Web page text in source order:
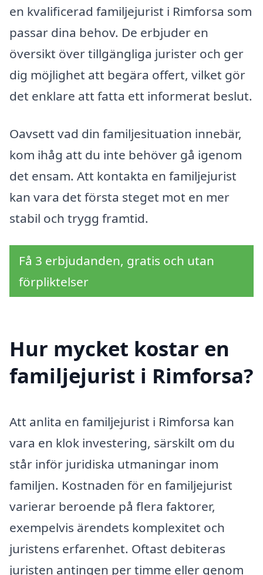
en kvalificerad familjejurist i Rimforsa som
passar dina behov. De erbjuder en
översikt över tillgängliga jurister och ger
dig möjlighet att begära offert, vilket gör
det enklare att fatta ett informerat beslut.
Oavsett vad din familjesituation innebär,
kom ihåg att du inte behöver gå igenom
det ensam. Att kontakta en familjejurist
kan vara det första steget mot en mer
stabil och trygg framtid.
Få 3 erbjudanden, gratis och utan
förpliktelser
Hur mycket kostar en
familjejurist i Rimforsa?
Att anlita en familjejurist i Rimforsa kan
vara en klok investering, särskilt om du
står inför juridiska utmaningar inom
familjen. Kostnaden för en familjejurist
varierar beroende på flera faktorer,
exempelvis ärendets komplexitet och
juristens erfarenhet. Oftast debiteras
juristen antingen per timme eller genom